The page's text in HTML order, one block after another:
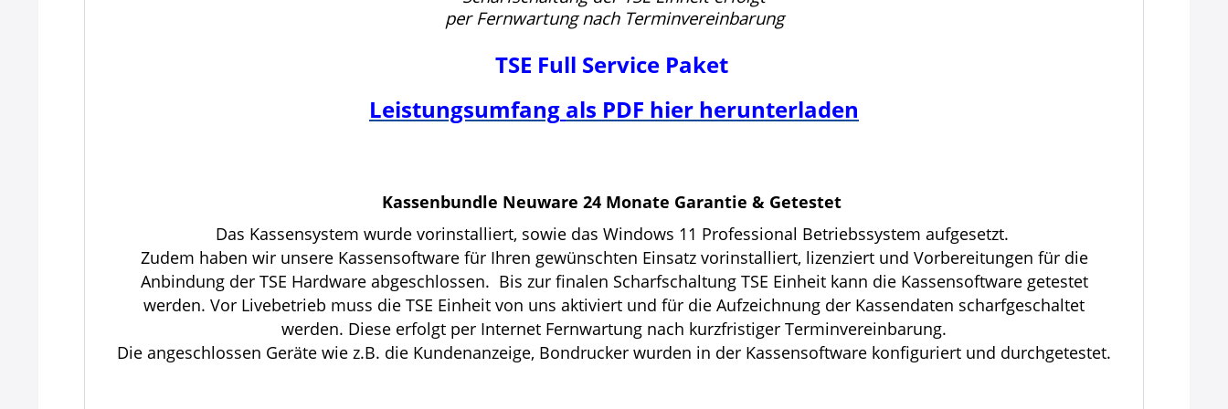
per Fernwartung nach Terminvereinbarung
TSE Full Service Paket
Leistungsumfang als PDF hier herunterladen
Kassenbundle Neuware 24 Monate Garantie & Getestet
Das Kassensystem wurde vorinstalliert, sowie das Windows 11 Professional Betriebssystem aufgesetzt.
Zudem haben wir unsere Kassensoftware für Ihren gewünschten Einsatz vorinstalliert, lizenziert und Vorbereitungen für die
Anbindung der TSE Hardware abgeschlossen. Bis zur finalen Scharfschaltung TSE Einheit kann die Kassensoftware getestet
werden. Vor Livebetrieb muss die TSE Einheit von uns aktiviert und für die Aufzeichnung der Kassendaten scharfgeschaltet
werden. Diese erfolgt per Internet Fernwartung nach kurzfristiger Terminvereinbarung.
Die angeschlossen Geräte wie z.B. die Kundenanzeige, Bondrucker wurden in der Kassensoftware konfiguriert und durchgetestet.